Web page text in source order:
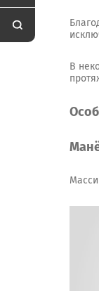
В